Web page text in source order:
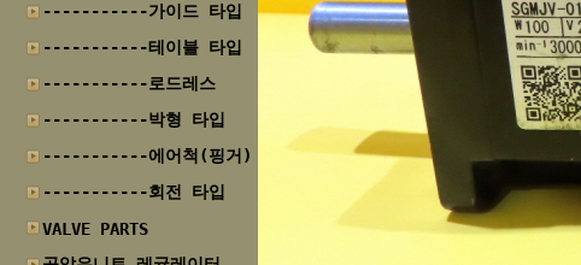
-----------가이드 타입
-----------테이블 타입
-----------로드레스
-----------박형 타입
-----------에어척(핑거)
-----------회전 타입
VALVE PARTS